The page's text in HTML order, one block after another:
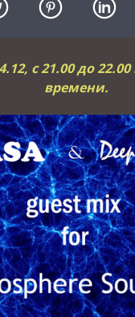
с 21.00 до
времени.